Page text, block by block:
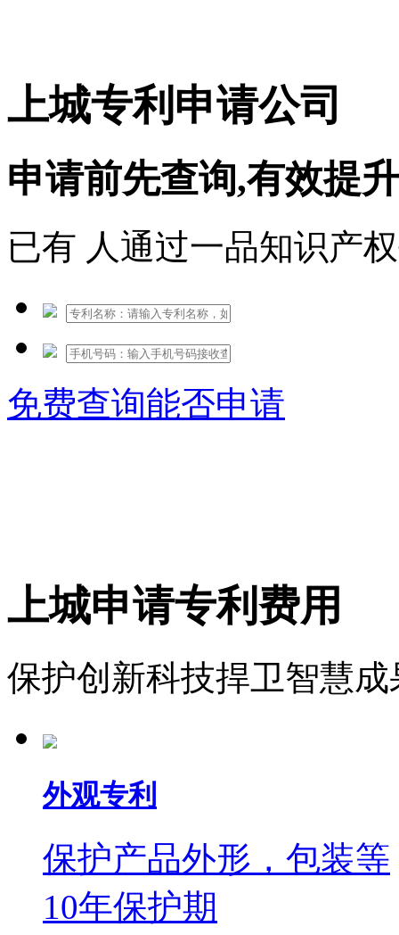
上城专利申请公司
申请前先查询,有效提
已有 人通过一品知识产
免费查询能否申请
上城申请专利费用
保护创新科技捍卫智慧
外观专利
保护产品外形，包装等
10年保护期